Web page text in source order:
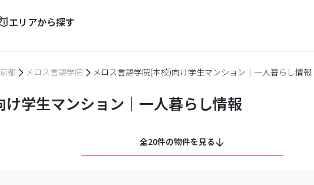
エリアから探す
都 メロス言語学院 メロス言語学院(本校)向け学生マンション｜一人暮らし情報
学生マンション｜一人暮らし情報
全20件の物件を見る